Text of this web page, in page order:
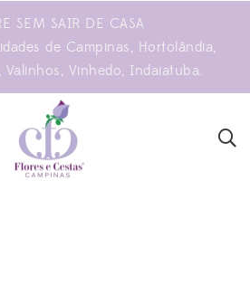
SEM SAIR DE CASA
de Campinas, Hortolândia,
Valinhos, Vinhedo, Indaiatuba.